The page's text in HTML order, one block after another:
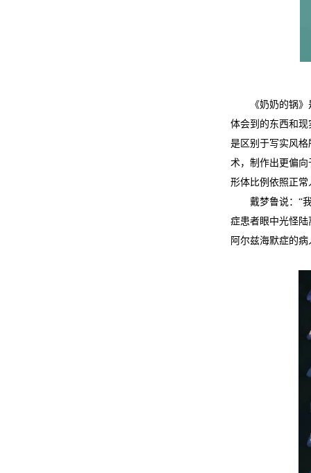
《奶奶的锅
体会到的东西和
是区别于写实风格
术，制作出更偏
形体比例依照正常
戴梦鲁说：“
症患者眼中光怪
阿尔兹海默症的病